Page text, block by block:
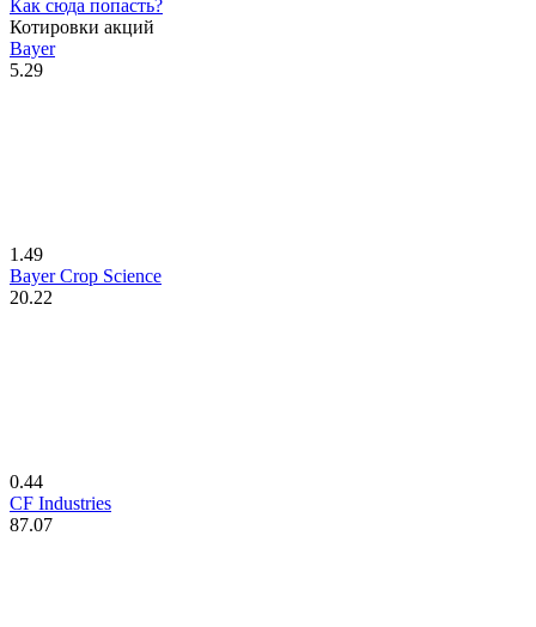
Как сюда попасть?
Котировки акций
Bayer
5.29
1.49
Bayer Crop Science
20.22
0.44
CF Industries
87.07